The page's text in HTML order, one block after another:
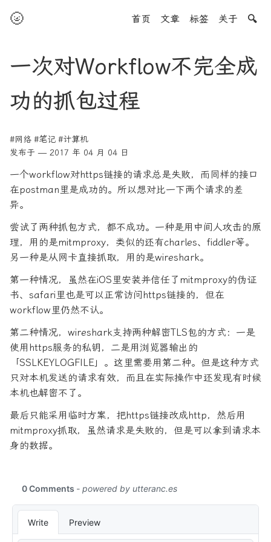
🌝 首页 文章 标签 关于 🔍
一次对Workflow不完全成
功的抓包过程
#网络 #笔记 #计算机
发布于 — 2017 年 04 月 04 日
一个workflow对https链接的请求总是失败，而同样的接口
在postman里是成功的。所以想对比一下两个请求的差
异。
尝试了两种抓包方式，都不成功。一种是用中间人攻击的原
理，用的是mitmproxy，类似的还有charles、fiddler等。
另一种是从网卡直接抓取，用的是wireshark。
第一种情况，虽然在iOS里安装并信任了mitmproxy的伪证
书、safari里也是可以正常访问https链接的，但在
workflow里仍然不认。
第二种情况，wireshark支持两种解密TLS包的方式：一是
使用https服务的私钥，二是用浏览器输出的
「SSLKEYLOGFILE」。这里需要用第二种。但是这种方式
只对本机发送的请求有效，而且在实际操作中还发现有时候
本机也解密不了。
最后只能采用临时方案，把https链接改成http，然后用
mitmproxy抓取，虽然请求是失败的，但是可以拿到请求本
身的数据。